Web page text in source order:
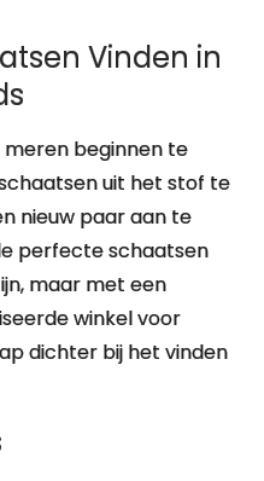
Vinden in
beginnen te
uit het stof te
nieuw paar aan te
perfecte schaatsen
maar met een
winkel voor
dichter bij het vinden